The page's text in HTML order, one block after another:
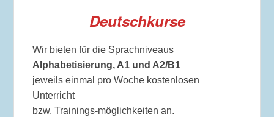
Deutschkurse
Wir bieten für die Sprachniveaus
Alphabetisierung, A1 und A2/B1
jeweils einmal pro Woche kostenlosen
Unterricht
bzw. Trainings-möglichkeiten an.